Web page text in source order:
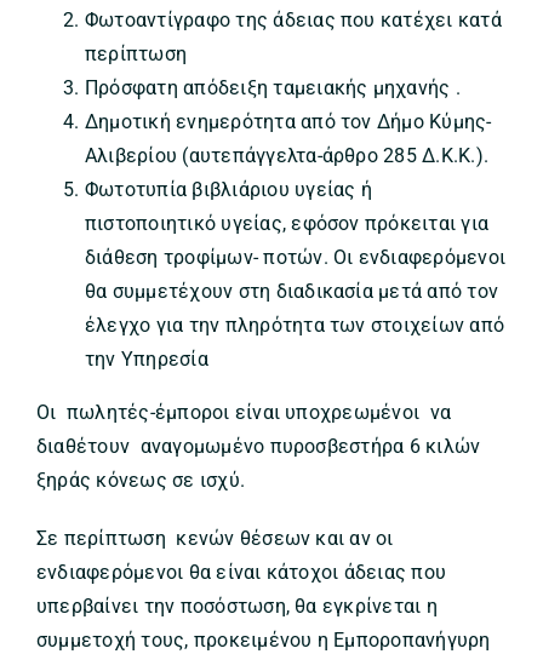
Φωτοαντίγραφο της άδειας που κατέχει κατά
περίπτωση
Πρόσφατη απόδειξη ταμειακής μηχανής .
Δημοτική ενημερότητα από τον Δήμο Κύμης-
Αλιβερίου (αυτεπάγγελτα-άρθρο 285 Δ.Κ.Κ.).
Φωτοτυπία βιβλιάριου υγείας ή
πιστοποιητικό υγείας, εφόσον πρόκειται για
διάθεση τροφίμων- ποτών. Οι ενδιαφερόμενοι
θα συμμετέχουν στη διαδικασία μετά από τον
έλεγχο για την πληρότητα των στοιχείων από
την Υπηρεσία
Οι πωλητές-έμποροι είναι υποχρεωμένοι να
διαθέτουν αναγομωμένο πυροσβεστήρα 6 κιλών
ξηράς κόνεως σε ισχύ.
Σε περίπτωση κενών θέσεων και αν οι
ενδιαφερόμενοι θα είναι κάτοχοι άδειας που
υπερβαίνει την ποσόστωση, θα εγκρίνεται η
συμμετοχή τους, προκειμένου η Εμποροπανήγυρη